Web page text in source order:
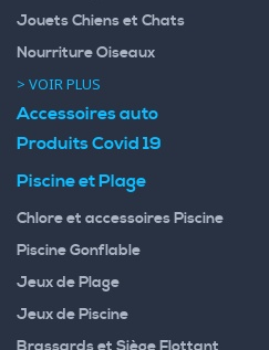
Jouets Chiens et Chats
Nourriture Oiseaux
> VOIR PLUS
Accessoires auto
Produits Covid 19
Piscine et Plage
Chlore et accessoires Piscine
Piscine Gonflable
Jeux de Plage
Jeux de Piscine